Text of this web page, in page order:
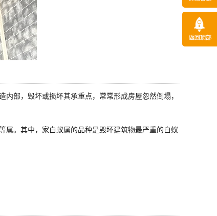
部，毁坏或损坏其承重点，常常形成房屋忽然倒塌，
属。其中，家白蚁属的品种是毁坏建筑物最严重的白蚁